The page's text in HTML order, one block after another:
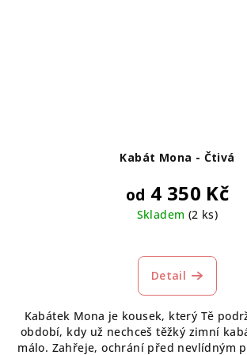
Kabát Mona - Čtivá
od 4 350 Kč
Skladem (2 ks)
hodnocení
produktu
z
5
hvězdiček.
Detail
Kabátek Mona je kousek, který Tě
období, kdy už nechceš těžký zimní
málo. Zahřeje, ochrání před nevlídným